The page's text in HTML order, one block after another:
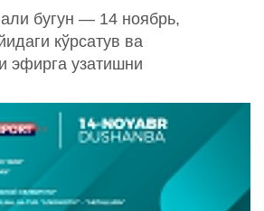
бугун — 14 ноябрь,
кўрсатув ва
эфирга узатишни